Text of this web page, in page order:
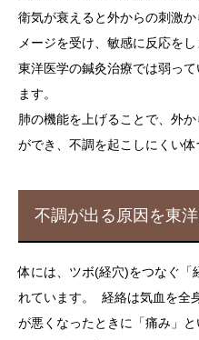
衛気が衰えると外からの刺激
メージを受け、敏感に反応をし
東洋医学の鍼灸治療では弱っ
ます。
肺の機能を上げることで、外
ができ、不調を起こしにくい体
不調が出る原因を東
体には、ツボ(経穴)をつなぐ「
れています。 経絡は気血を全
が悪くなったときに「痛み」